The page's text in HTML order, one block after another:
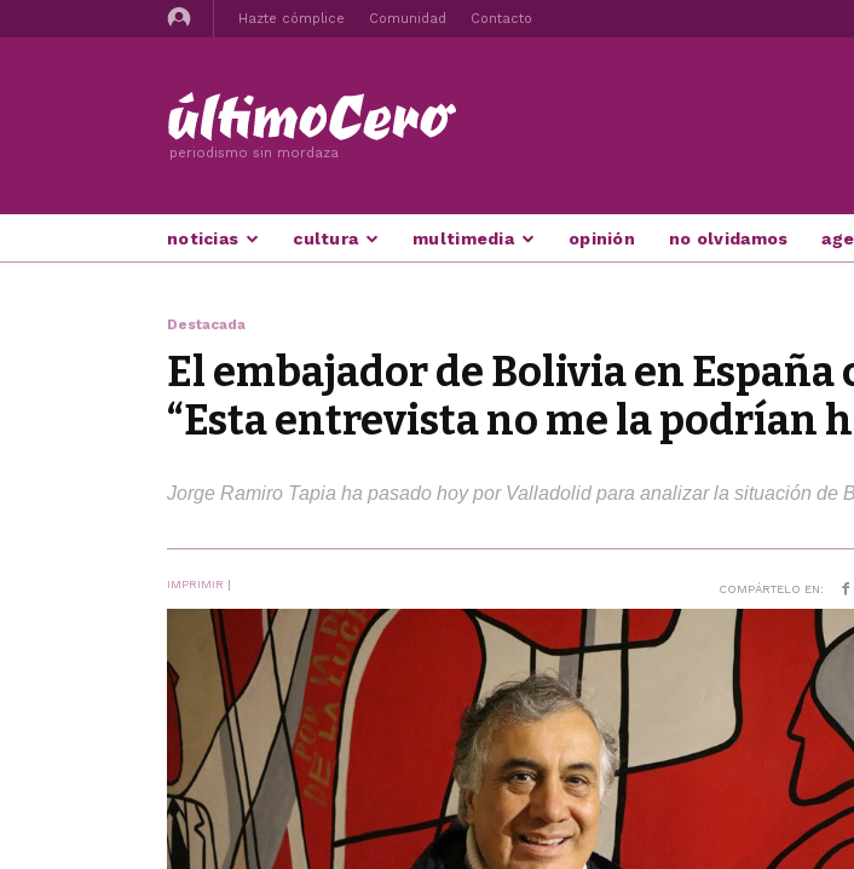
Hazte cómplice Comunidad Contacto
periodismo sin mordaza
noticias cultura multimedia opinión no olvidamos
Destacada
El embajador de Bolivia en España
“Esta entrevista no me la podrían
Jorge Ramiro Tapia ha pasado hoy por Valladolid para analizar la situación
IMPRIMIR | COMPÁRTELO EN: